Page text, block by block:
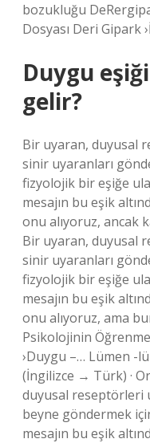
bozukluğu
Dosyası Deri Gipark
Duygu
gelir?
Bir uyaran, duyusal
sinir uyaranları
fizyolojik bir eşiğe
mesajın bu eşik
onu alıyoruz, ancak
Bir uyaran, duyusal
sinir uyaranları
fizyolojik bir eşiğe
mesajın bu eşik
onu alıyoruz, ama
Psikolojinin
›Duygu –… Lümen -
(İngilizce → Türk) ·
duyusal reseptörleri
beyne göndermek
mesajın bu eşik